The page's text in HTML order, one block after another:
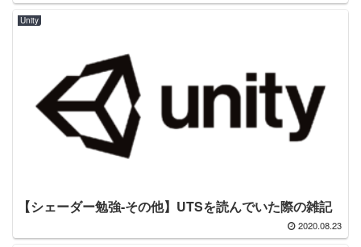
Unity
【シェーダー勉強-その他】UTSを読んでいた際の雑記
2020.08.23